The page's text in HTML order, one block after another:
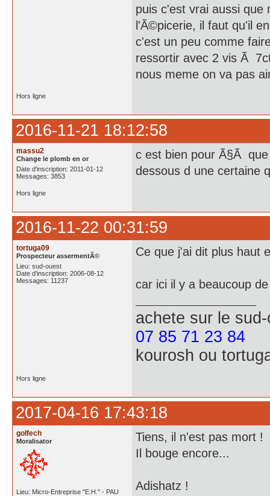
puis c'est vrai aussi
l'Ã©picerie, il faut qu'il
c'est un peu comme
ressortir avec 2 vis Ã
nous meme on va pas
Hors ligne
2016-11-21 18:12:58
massu2
Change le plomb en or
Date d'inscription: 2011-01-12
Messages: 3853
c est bien pour Ã§Ã
dessous d une certaine
Hors ligne
2016-11-22 00:31:59
tortuga09
Prospecteur assermentÃ©
Lieu: sud-ouest
Date d'inscription: 2006-08-12
Messages: 11237
Ce que j'ai dit plus haut
car ici il y a beaucoup
achete sur le
07 85 71 23 84
kourosh ou
Hors ligne
2017-04-16 17:43:18
golfech
Moralisator
Lieu: Micro-Entreprise "E.H." - PAU
Tiens, il n'est pas mort !
Il bouge encore...
Adishatz !